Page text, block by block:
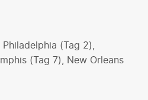
(Tag 2),
(Tag 7), New Orleans